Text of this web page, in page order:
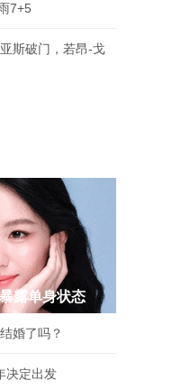
7+5
斯破门，若昂-戈
露单身状态
婚了吗？
决定出发